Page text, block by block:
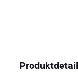
Produktdetail